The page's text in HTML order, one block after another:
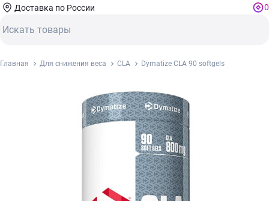
Доставка по России 0
Главная Для снижения веса CLA Dymatize CLA 90 softgels